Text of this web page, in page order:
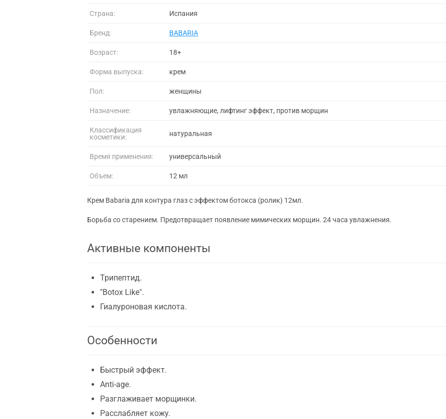
Страна: Испания
Бренд: BABARIA
Возраст: 18+
Форма выпуска: крем
Пол: женщины
Назначение: увлажняющие, лифтинг эффект, против морщин
Классификация
косметики:
натуральная
Время применения: универсальный
Объем: 12 мл
Крем Babaria для контура глаз с эффектом ботокса (ролик) 12мл.
Борьба со старением. Предотвращает появление мимических морщин. 24 часа увлажнения.
Активные компоненты
Трипептид.
"Botox Like".
Гиалуроновая кислота.
Особенности
Быстрый эффект.
Anti-age.
Разглаживает морщинки.
Расслабляет кожу.